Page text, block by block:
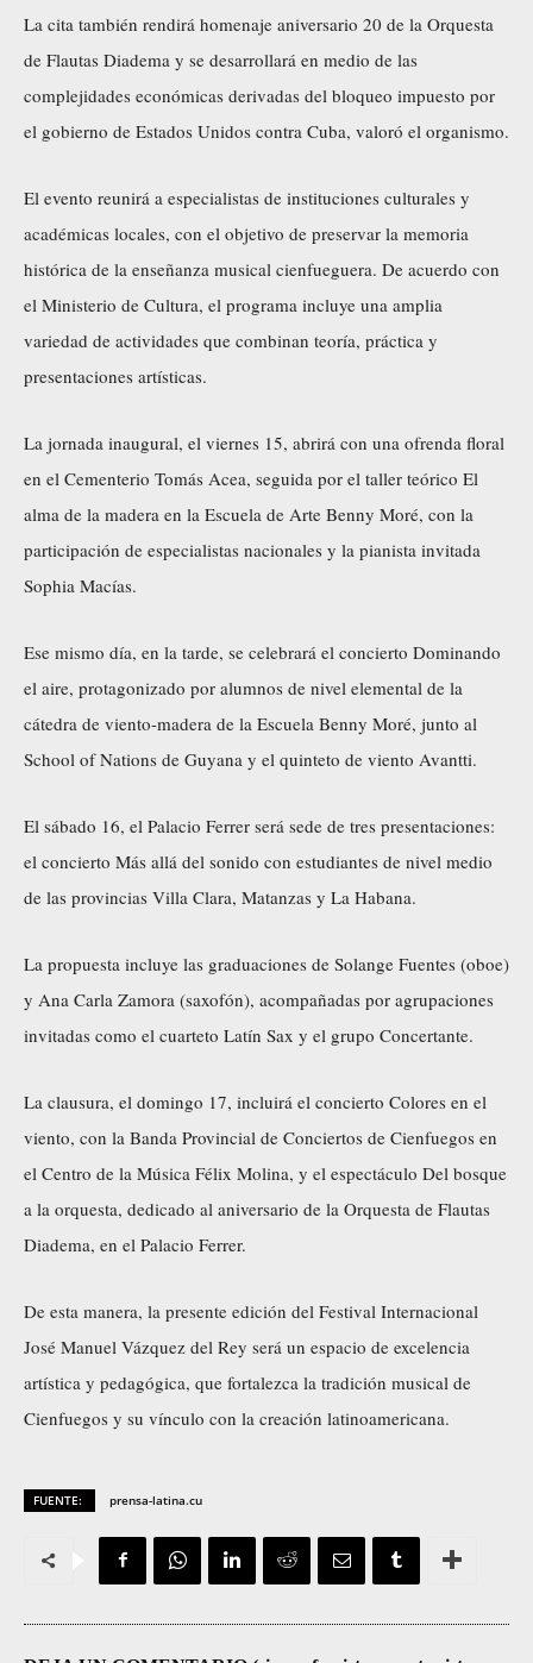
La cita también rendirá homenaje aniversario 20 de la Orquesta
de Flautas Diadema y se desarrollará en medio de las
complejidades económicas derivadas del bloqueo impuesto por
el gobierno de Estados Unidos contra Cuba, valoró el organismo.
El evento reunirá a especialistas de instituciones culturales y
académicas locales, con el objetivo de preservar la memoria
histórica de la enseñanza musical cienfueguera. De acuerdo con
el Ministerio de Cultura, el programa incluye una amplia
variedad de actividades que combinan teoría, práctica y
presentaciones artísticas.
La jornada inaugural, el viernes 15, abrirá con una ofrenda floral
en el Cementerio Tomás Acea, seguida por el taller teórico El
alma de la madera en la Escuela de Arte Benny Moré, con la
participación de especialistas nacionales y la pianista invitada
Sophia Macías.
Ese mismo día, en la tarde, se celebrará el concierto Dominando
el aire, protagonizado por alumnos de nivel elemental de la
cátedra de viento-madera de la Escuela Benny Moré, junto al
School of Nations de Guyana y el quinteto de viento Avantti.
El sábado 16, el Palacio Ferrer será sede de tres presentaciones:
el concierto Más allá del sonido con estudiantes de nivel medio
de las provincias Villa Clara, Matanzas y La Habana.
La propuesta incluye las graduaciones de Solange Fuentes (oboe)
y Ana Carla Zamora (saxofón), acompañadas por agrupaciones
invitadas como el cuarteto Latín Sax y el grupo Concertante.
La clausura, el domingo 17, incluirá el concierto Colores en el
viento, con la Banda Provincial de Conciertos de Cienfuegos en
el Centro de la Música Félix Molina, y el espectáculo Del bosque
a la orquesta, dedicado al aniversario de la Orquesta de Flautas
Diadema, en el Palacio Ferrer.
De esta manera, la presente edición del Festival Internacional
José Manuel Vázquez del Rey será un espacio de excelencia
artística y pedagógica, que fortalezca la tradición musical de
Cienfuegos y su vínculo con la creación latinoamericana.
FUENTE: prensa-latina.cu